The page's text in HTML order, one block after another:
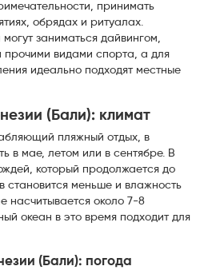
принимать
обрядах и ритуалах.
заниматься дайвингом,
прочими видами спорта, а для
идеально подходят местные
(Бали): климат
пляжный отдых, в
в мае, летом или в сентябре. В
который продолжается до
становится меньше и влажность
насчитывается около 7-8
океан в это время подходит для
(Бали): погода